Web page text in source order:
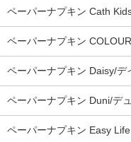
ペーパーナプキン Cath
ペーパーナプキン
ペーパーナプキン Daisy/デ
ペーパーナプキン Duni/デ
ペーパーナプキン Easy